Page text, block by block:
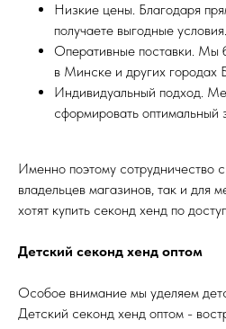
Низкие цены. Благодаря
получаете выгодные условия.
Оперативные поставки. Мы
в Минске и других городах
Индивидуальный подход.
сформировать оптимальный
Именно поэтому сотрудничество
владельцев магазинов, так и для
хотят купить секонд хенд по
Детский секонд хенд оптом
Особое внимание мы уделяем
Детский секонд хенд оптом -